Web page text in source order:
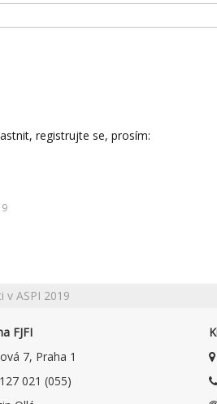
registrujte se, prosím:
v ASPI 2019
FJFI
7, Praha 1
021 (055)